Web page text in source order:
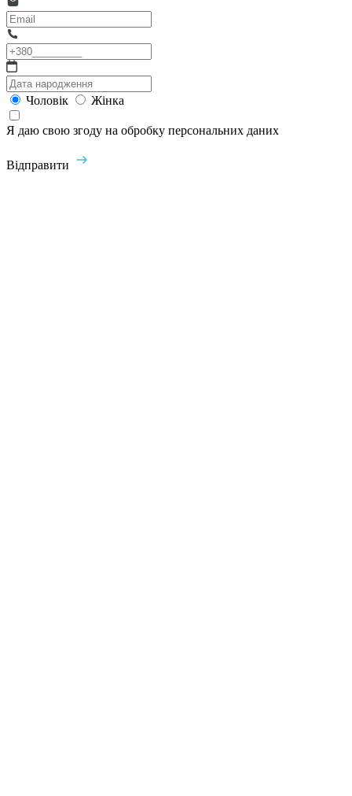
Чоловік Жінка
Я даю свою згоду на обробку персональних даних
Відправити